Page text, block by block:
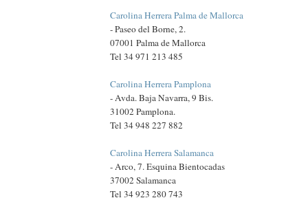
Carolina Herrera Palma de Mallorca
- Paseo del Borne, 2.
07001 Palma de Mallorca
Tel 34 971 213 485
Carolina Herrera Pamplona
- Avda. Baja Navarra, 9 Bis.
31002 Pamplona.
Tel 34 948 227 882
Carolina Herrera Salamanca
- Arco, 7. Esquina Bientocadas
37002 Salamanca
Tel 34 923 280 743